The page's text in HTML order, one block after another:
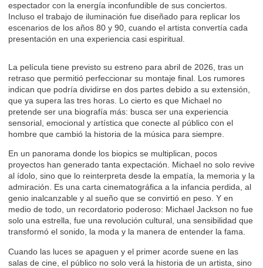
espectador con la energía inconfundible de sus conciertos.
Incluso el trabajo de iluminación fue diseñado para replicar los
escenarios de los años 80 y 90, cuando el artista convertía cada
presentación en una experiencia casi espiritual.
La película tiene previsto su estreno para abril de 2026, tras un
retraso que permitió perfeccionar su montaje final. Los rumores
indican que podría dividirse en dos partes debido a su extensión,
que ya supera las tres horas. Lo cierto es que Michael no
pretende ser una biografía más: busca ser una experiencia
sensorial, emocional y artística que conecte al público con el
hombre que cambió la historia de la música para siempre.
En un panorama donde los biopics se multiplican, pocos
proyectos han generado tanta expectación. Michael no solo revive
al ídolo, sino que lo reinterpreta desde la empatía, la memoria y la
admiración. Es una carta cinematográfica a la infancia perdida, al
genio inalcanzable y al sueño que se convirtió en peso. Y en
medio de todo, un recordatorio poderoso: Michael Jackson no fue
solo una estrella, fue una revolución cultural, una sensibilidad que
transformó el sonido, la moda y la manera de entender la fama.
Cuando las luces se apaguen y el primer acorde suene en las
salas de cine, el público no solo verá la historia de un artista, sino